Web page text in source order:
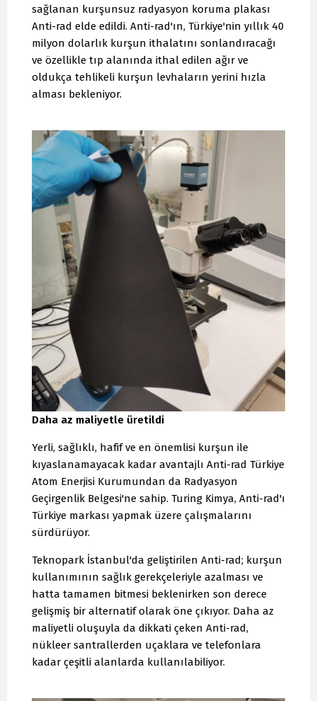
sağlanan kurşunsuz radyasyon koruma plakası
Anti-rad elde edildi. Anti-rad'ın, Türkiye'nin yıllık 40
milyon dolarlık kurşun ithalatını sonlandıracağı
ve özellikle tıp alanında ithal edilen ağır ve
oldukça tehlikeli kurşun levhaların yerini hızla
alması bekleniyor.
Daha az maliyetle üretildi
Yerli, sağlıklı, hafif ve en önemlisi kurşun ile
kıyaslanamayacak kadar avantajlı Anti-rad Türkiye
Atom Enerjisi Kurumundan da Radyasyon
Geçirgenlik Belgesi'ne sahip. Turing Kimya, Anti-rad'ı
Türkiye markası yapmak üzere çalışmalarını
sürdürüyor.
Teknopark İstanbul'da geliştirilen Anti-rad; kurşun
kullanımının sağlık gerekçeleriyle azalması ve
hatta tamamen bitmesi beklenirken son derece
gelişmiş bir alternatif olarak öne çıkıyor. Daha az
maliyetli oluşuyla da dikkati çeken Anti-rad,
nükleer santrallerden uçaklara ve telefonlara
kadar çeşitli alanlarda kullanılabiliyor.